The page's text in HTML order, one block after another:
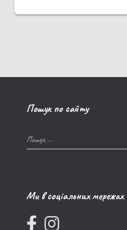
Пошук по сайту
Пошук …
Ми в соціальних мережах